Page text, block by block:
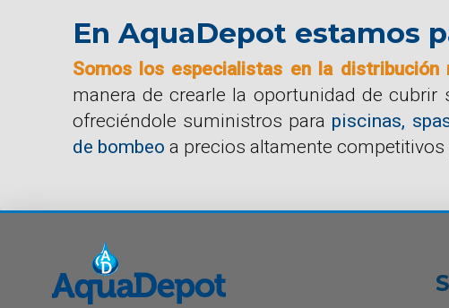
En AquaDepot estamos
Somos los especialistas en la
manera de crearle la oportunidad de
ofreciéndole suministros para piscinas,
de bombeo a precios altamente